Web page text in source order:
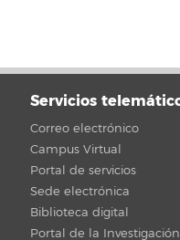
Servicios
Correo electrónico
Campus Virtual
Portal de servicios
Sede electrónica
Biblioteca digital
Portal de la Investigación